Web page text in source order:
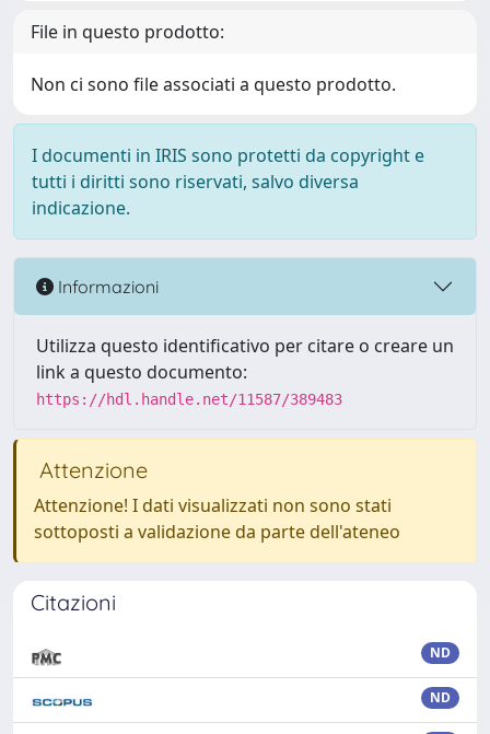
File in questo prodotto:
Non ci sono file associati a questo prodotto.
I documenti in IRIS sono protetti da copyright e
tutti i diritti sono riservati, salvo diversa
indicazione.
Informazioni
Utilizza questo identificativo per citare o creare un
link a questo documento:
https://hdl.handle.net/11587/389483
Attenzione
Attenzione! I dati visualizzati non sono stati
sottoposti a validazione da parte dell'ateneo
Citazioni
ND
ND